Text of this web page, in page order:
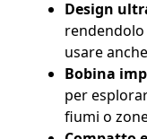
Design
usare
Bobina
per
fiumi o